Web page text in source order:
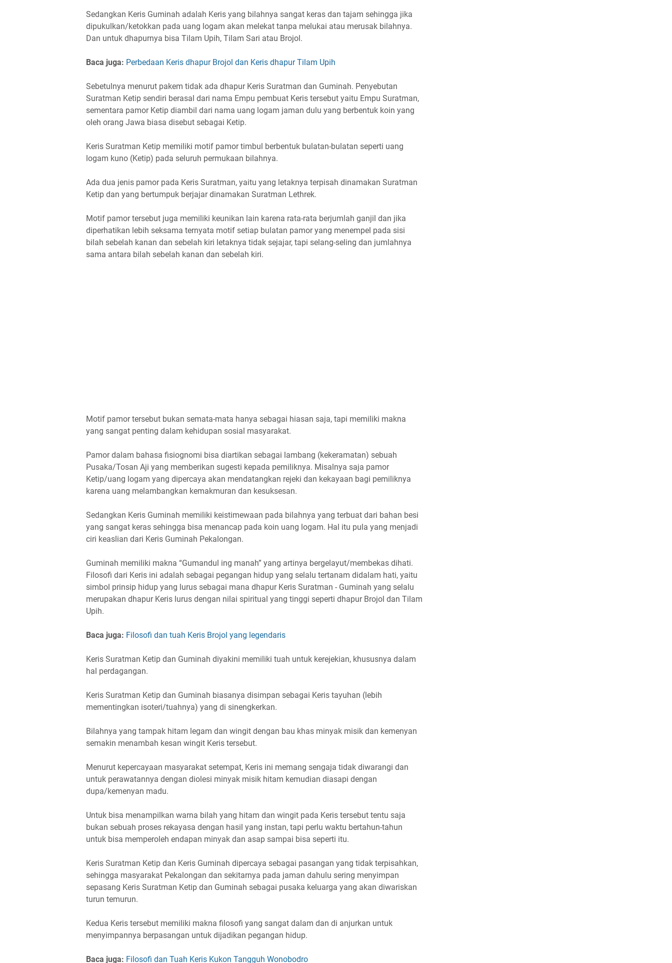
Sedangkan Keris Guminah adalah Keris yang bilahnya sangat keras dan tajam sehingga jika
dipukulkan/ketokkan pada uang logam akan melekat tanpa melukai atau merusak bilahnya.
Dan untuk dhapurnya bisa Tilam Upih, Tilam Sari atau Brojol.
Baca juga: Perbedaan Keris dhapur Brojol dan Keris dhapur Tilam Upih
Sebetulnya menurut pakem tidak ada dhapur Keris Suratman dan Guminah. Penyebutan
Suratman Ketip sendiri berasal dari nama Empu pembuat Keris tersebut yaitu Empu Suratman,
sementara pamor Ketip diambil dari nama uang logam jaman dulu yang berbentuk koin yang
oleh orang Jawa biasa disebut sebagai Ketip.
Keris Suratman Ketip memiliki motif pamor timbul berbentuk bulatan-bulatan seperti uang
logam kuno (Ketip) pada seluruh permukaan bilahnya.
Ada dua jenis pamor pada Keris Suratman, yaitu yang letaknya terpisah dinamakan Suratman
Ketip dan yang bertumpuk berjajar dinamakan Suratman Lethrek.
Motif pamor tersebut juga memiliki keunikan lain karena rata-rata berjumlah ganjil dan jika
diperhatikan lebih seksama ternyata motif setiap bulatan pamor yang menempel pada sisi
bilah sebelah kanan dan sebelah kiri letaknya tidak sejajar, tapi selang-seling dan jumlahnya
sama antara bilah sebelah kanan dan sebelah kiri.
Motif pamor tersebut bukan semata-mata hanya sebagai hiasan saja, tapi memiliki makna
yang sangat penting dalam kehidupan sosial masyarakat.
Pamor dalam bahasa fisiognomi bisa diartikan sebagai lambang (kekeramatan) sebuah
Pusaka/Tosan Aji yang memberikan sugesti kepada pemiliknya. Misalnya saja pamor
Ketip/uang logam yang dipercaya akan mendatangkan rejeki dan kekayaan bagi pemiliknya
karena uang melambangkan kemakmuran dan kesuksesan.
Sedangkan Keris Guminah memiliki keistimewaan pada bilahnya yang terbuat dari bahan besi
yang sangat keras sehingga bisa menancap pada koin uang logam. Hal itu pula yang menjadi
ciri keaslian dari Keris Guminah Pekalongan.
Guminah memiliki makna “Gumandul ing manah” yang artinya bergelayut/membekas dihati.
Filosofi dari Keris ini adalah sebagai pegangan hidup yang selalu tertanam didalam hati, yaitu
simbol prinsip hidup yang lurus sebagai mana dhapur Keris Suratman - Guminah yang selalu
merupakan dhapur Keris lurus dengan nilai spiritual yang tinggi seperti dhapur Brojol dan Tilam
Upih.
Baca juga: Filosofi dan tuah Keris Brojol yang legendaris
Keris Suratman Ketip dan Guminah diyakini memiliki tuah untuk kerejekian, khususnya dalam
hal perdagangan.
Keris Suratman Ketip dan Guminah biasanya disimpan sebagai Keris tayuhan (lebih
mementingkan isoteri/tuahnya) yang di sinengkerkan.
Bilahnya yang tampak hitam legam dan wingit dengan bau khas minyak misik dan kemenyan
semakin menambah kesan wingit Keris tersebut.
Menurut kepercayaan masyarakat setempat, Keris ini memang sengaja tidak diwarangi dan
untuk perawatannya dengan diolesi minyak misik hitam kemudian diasapi dengan
dupa/kemenyan madu.
Untuk bisa menampilkan warna bilah yang hitam dan wingit pada Keris tersebut tentu saja
bukan sebuah proses rekayasa dengan hasil yang instan, tapi perlu waktu bertahun-tahun
untuk bisa memperoleh endapan minyak dan asap sampai bisa seperti itu.
Keris Suratman Ketip dan Keris Guminah dipercaya sebagai pasangan yang tidak terpisahkan,
sehingga masyarakat Pekalongan dan sekitarnya pada jaman dahulu sering menyimpan
sepasang Keris Suratman Ketip dan Guminah sebagai pusaka keluarga yang akan diwariskan
turun temurun.
Kedua Keris tersebut memiliki makna filosofi yang sangat dalam dan di anjurkan untuk
menyimpannya berpasangan untuk dijadikan pegangan hidup.
Baca juga: Filosofi dan Tuah Keris Kukon Tangguh Wonobodro